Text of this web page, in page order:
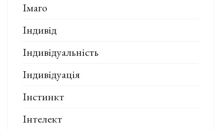
Імаго
Індивід
Індивідуальність
Індивідуація
Інстинкт
Інтелект